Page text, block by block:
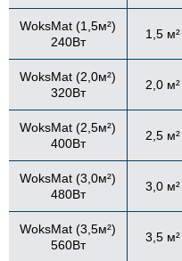
WoksMat (1,5м²)
240Вт
1,5 м²
WoksMat (2,0м²)
320Вт
2,0 м²
WoksMat (2,5м²)
400Вт
2,5 м²
WoksMat (3,0м²)
480Вт
3,0 м²
WoksMat (3,5м²)
560Вт
3,5 м²